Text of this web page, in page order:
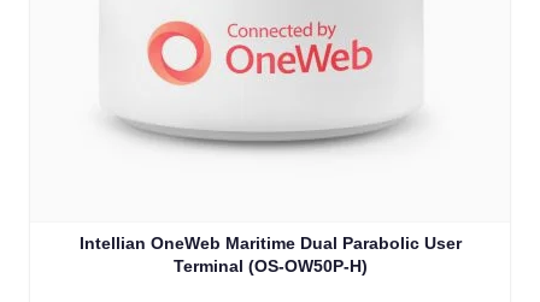
Intellian OneWeb Maritime Dual Parabolic User
Terminal (OS-OW50P-H)